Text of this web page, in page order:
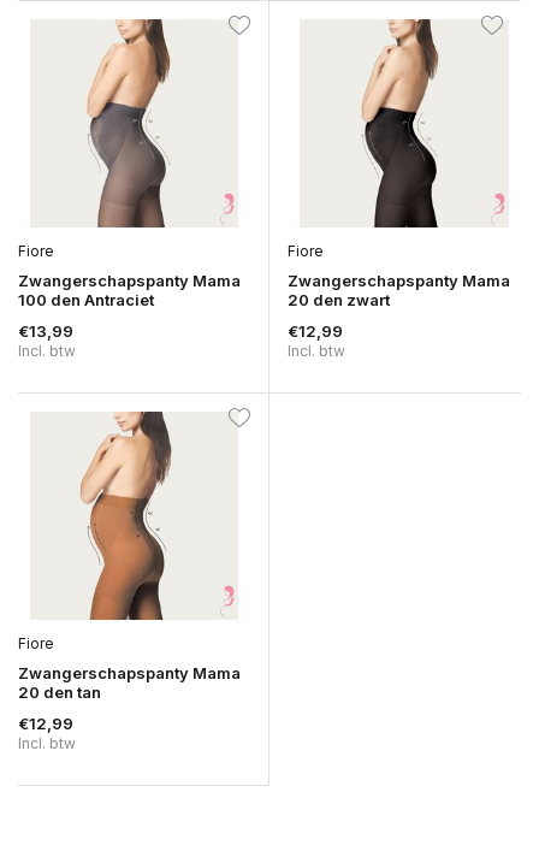
Fiore
Zwangerschapspanty Mama
100 den Antraciet
€13,99
Incl. btw
Fiore
Zwangerschapspanty Mama
20 den zwart
€12,99
Incl. btw
Fiore
Zwangerschapspanty Mama
20 den tan
€12,99
Incl. btw